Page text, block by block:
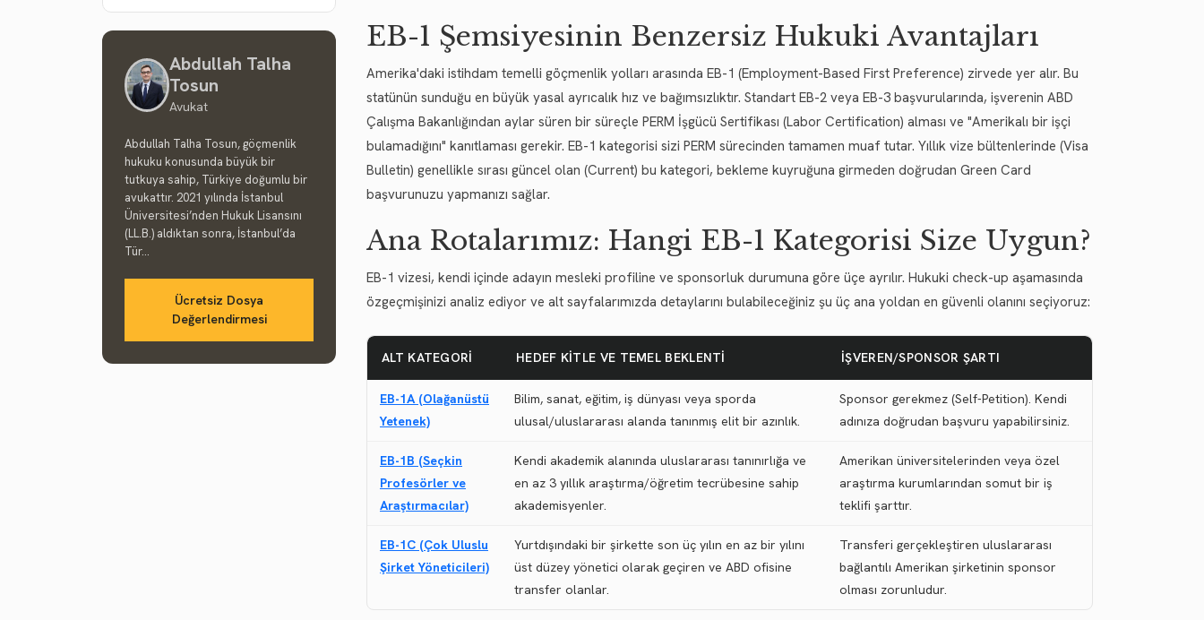
Abdullah Talha
Tosun
Avukat
Abdullah Talha Tosun, göçmenlik
hukuku konusunda büyük bir
tutkuya sahip, Türkiye doğumlu bir
avukattır. 2021 yılında İstanbul
Üniversitesi’nden Hukuk Lisansını
(LL.B.) aldıktan sonra, İstanbul’da
Tür...
Ücretsiz Dosya
Değerlendirmesi
EB-1 Şemsiyesinin Benzersiz Hukuki Avantajları
Amerika'daki istihdam temelli göçmenlik yolları arasında EB-1 (Employment-Based First Preference) zirvede yer alır. Bu
statünün sunduğu en büyük yasal ayrıcalık hız ve bağımsızlıktır. Standart EB-2 veya EB-3 başvurularında, işverenin ABD
Çalışma Bakanlığından aylar süren bir süreçle PERM İşgücü Sertifikası (Labor Certification) alması ve "Amerikalı bir işçi
bulamadığını" kanıtlaması gerekir. EB-1 kategorisi sizi PERM sürecinden tamamen muaf tutar. Yıllık vize bültenlerinde (Visa
Bulletin) genellikle sırası güncel olan (Current) bu kategori, bekleme kuyruğuna girmeden doğrudan Green Card
başvurunuzu yapmanızı sağlar.
Ana Rotalarımız: Hangi EB-1 Kategorisi Size Uygun?
EB-1 vizesi, kendi içinde adayın mesleki profiline ve sponsorluk durumuna göre üçe ayrılır. Hukuki check-up aşamasında
özgeçmişinizi analiz ediyor ve alt sayfalarımızda detaylarını bulabileceğiniz şu üç ana yoldan en güvenli olanını seçiyoruz:
ALT KATEGORI HEDEF KITLE VE TEMEL BEKLENTI İŞVEREN/SPONSOR ŞARTI
EB-1A (Olağanüstü
Yetenek)
Bilim, sanat, eğitim, iş dünyası veya sporda
ulusal/uluslararası alanda tanınmış elit bir azınlık.
Sponsor gerekmez (Self-Petition). Kendi
adınıza doğrudan başvuru yapabilirsiniz.
EB-1B (Seçkin
Profesörler ve
Araştırmacılar)
Kendi akademik alanında uluslararası tanınırlığa ve
en az 3 yıllık araştırma/öğretim tecrübesine sahip
akademisyenler.
Amerikan üniversitelerinden veya özel
araştırma kurumlarından somut bir iş
teklifi şarttır.
EB-1C (Çok Uluslu
Şirket Yöneticileri)
Yurtdışındaki bir şirkette son üç yılın en az bir yılını
üst düzey yönetici olarak geçiren ve ABD ofisine
transfer olanlar.
Transferi gerçekleştiren uluslararası
bağlantılı Amerikan şirketinin sponsor
olması zorunludur.